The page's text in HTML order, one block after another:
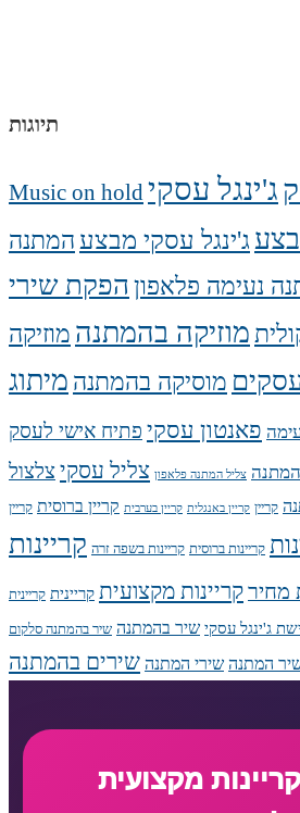
תיוגות
Music on hold ג'ינגל עסקי
ג'ינגל עסקי מבצעהמתנה
נעימה פלאפון הפקת שירי
מוזיקה בהמתנה מוזיקה
מוסיקה בהמתנה מיתוג
פאנטון עסקי פתיח אישי לעסק
צליל המתנה פלאפון צליל עסקיצלצול
קריין קריין באנגלית קריין בערבית קריין ברוסית קריין
קריינות ברוסית קריינות בשפה זרה קריינות
מחירקריינות מקצועית קריינית קריינית
ג'ינגל עסקי שיר בהמתנה שיר בהמתנה סלקום
המתנה שירי המתנה שירים בהמתנה
מקצועית